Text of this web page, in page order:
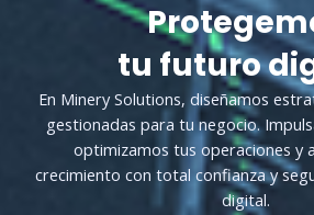
tu futuro
En Minery Solutions, diseñamos
gestionadas para tu negocio.
optimizamos tus operaciones y
crecimiento con total confianza y
digital.